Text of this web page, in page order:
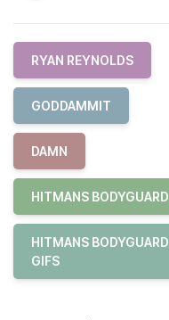
RYAN REYNOLDS
GODDAMMIT
DAMN
HITMANS BODYGUARD
HITMANS BODYGUARD
GIFS